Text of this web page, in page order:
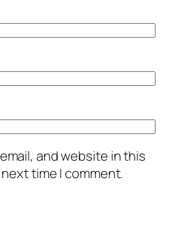
and website in this
time I comment.